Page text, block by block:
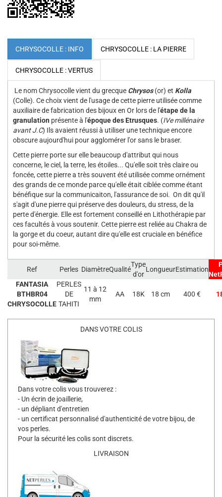
CHRYSOCOLLE : INFO CHRYSOCOLLE : LA PIERRE
CHRYSOCOLLE : VERTUS
Le nom Chrysocolle vient du grecque Chrysos(or) et Kolla
(Colle). Ce choix vient de l'usage de cette pierre utilisée comme
auxiliaire de fabrication des bijoux en Or lors de l'étape de la
granulation présente à l'époque des Etrusques. (IVe millénaire
avant J.C) Ils avaient réussi à utiliser une technique encore
obscure aujourd'hui pour agglomérer l'or sans le braser.
Cette pierre porte sur elle beaucoup d'attribut qui nous
concerne, le ciel, la terre, les étoiles... Qu'elle soit très claire ou
foncée, cette pierre a très souvent été utilisée comme ornément
des grands de ce monde parce qu'elle était ciblée comme étant
bénéfique sur la communicaiton, l'assurance de soi. On dit qu'il
s'agit d'une pierre qui préserve des douleurs, du stress, de la
perte d'énergie. Elle est fortement conseillé en Lithothérapie par
ces facultés à vous soutenir. Cette pierre est reliée au Chakra de
la gorge et du coeur, autant dire qu'elle est cruciale en bénéfice
pour soi-même.
Ref Perles DiamètreQualité
Type
d'or
LongueurEstimation
FANTASIA
BTHBR04
CHRYSOCOLLE
PERLES
DE
TAHITI
11 à 12
mm
AA 18K 18 cm 400 €
DANS VOTRE COLIS
Dans votre colis vous trouverez :
- Un écrin de joaillerie,
- un dépliant d'entretien
- un certificat personnalisé d'authenticité de votre bijou, de
vos perles.
Pour la sécurité les colis sont discrets.
LIVRAISON